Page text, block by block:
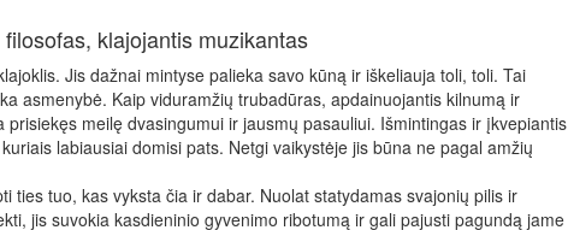
klajojantis muzikantas
Jis dažnai mintyse palieka savo kūną ir iškeliauja toli, toli. Tai
asmenybė. Kaip viduramžių trubadūras, apdainuojantis kilnumą ir
prisiekęs meilę dvasingumui ir jausmų pasauliui. Išmintingas ir įkvepiantis
labiausiai domisi pats. Netgi vaikystėje jis būna ne pagal amžių
ties tuo, kas vyksta čia ir dabar. Nuolat statydamas svajonių pilis ir
jis suvokia kasdieninio gyvenimo ribotumą ir gali pajusti pagundą jame